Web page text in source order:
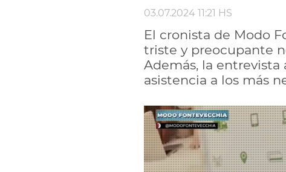
03.07.2024 11:21 HS
El cronista de Modo
triste y preocupante
Además, la
asistencia a los más